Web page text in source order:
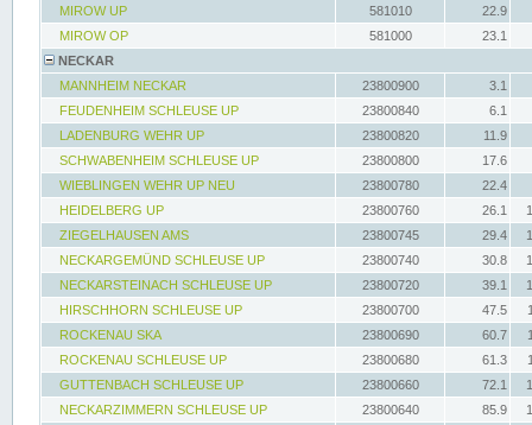
MIROW UP
581010
22.9
MIROW OP
581000
23.1
NECKAR
MANNHEIM NECKAR
23800900
3.1
FEUDENHEIM SCHLEUSE UP
23800840
6.1
LADENBURG WEHR UP
23800820
11.9
SCHWABENHEIM SCHLEUSE UP
23800800
17.6
WIEBLINGEN WEHR UP NEU
23800780
22.4
HEIDELBERG UP
23800760 26.1
ZIEGELHAUSEN AMS
23800745 29.4
NECKARGEMÜND SCHLEUSE UP
23800740 30.8
NECKARSTEINACH SCHLEUSE UP
23800720 39.1
HIRSCHHORN SCHLEUSE UP
23800700 47.5
ROCKENAU SKA
23800690 60.7
ROCKENAU SCHLEUSE UP
23800680 61.3
GUTTENBACH SCHLEUSE UP
23800660 72.1
NECKARZIMMERN SCHLEUSE UP
23800640 85.9